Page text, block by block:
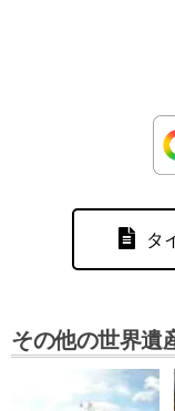
タ
その他の世界遺